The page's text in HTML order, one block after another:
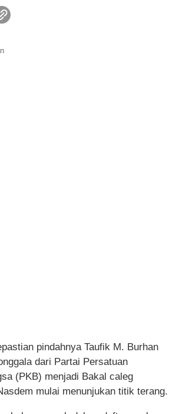
pindahnya Taufik M. Burhan
dari Partai Persatuan
(PKB) menjadi Bakal caleg
mulai menunjukan titik terang.